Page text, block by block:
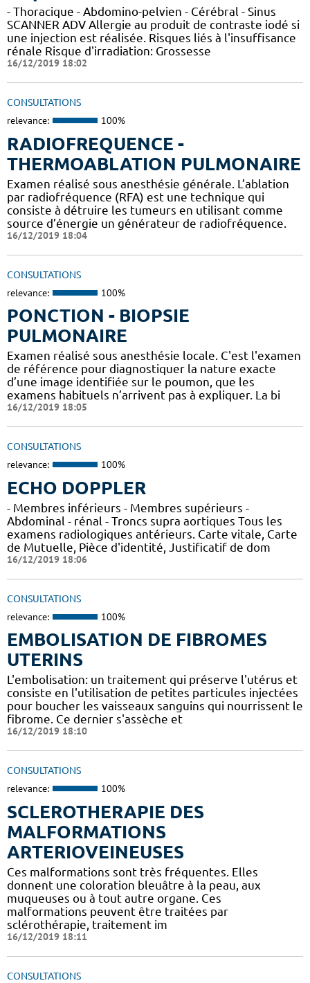
- Thoracique - Abdomino-pelvien - Cérébral - Sinus
SCANNER ADV Allergie au produit de contraste iodé si
une injection est réalisée. Risques liés à l'insuffisance
rénale Risque d'irradiation: Grossesse
16/12/2019 18:02
CONSULTATIONS
relevance: 100%
RADIOFREQUENCE -
THERMOABLATION PULMONAIRE
Examen réalisé sous anesthésie générale. L’ablation
par radiofréquence (RFA) est une technique qui
consiste à détruire les tumeurs en utilisant comme
source d’énergie un générateur de radiofréquence.
16/12/2019 18:04
CONSULTATIONS
relevance: 100%
PONCTION - BIOPSIE
PULMONAIRE
Examen réalisé sous anesthésie locale. C'est l'examen
de référence pour diagnostiquer la nature exacte
d’une image identifiée sur le poumon, que les
examens habituels n’arrivent pas à expliquer. La bi
16/12/2019 18:05
CONSULTATIONS
relevance: 100%
ECHO DOPPLER
- Membres inférieurs - Membres supérieurs -
Abdominal - rénal - Troncs supra aortiques Tous les
examens radiologiques antérieurs. Carte vitale, Carte
de Mutuelle, Pièce d'identité, Justificatif de dom
16/12/2019 18:06
CONSULTATIONS
relevance: 100%
EMBOLISATION DE FIBROMES
UTERINS
L'embolisation: un traitement qui préserve l'utérus et
consiste en l'utilisation de petites particules injectées
pour boucher les vaisseaux sanguins qui nourrissent le
fibrome. Ce dernier s'assèche et
16/12/2019 18:10
CONSULTATIONS
relevance: 100%
SCLEROTHERAPIE DES
MALFORMATIONS
ARTERIOVEINEUSES
Ces malformations sont très fréquentes. Elles
donnent une coloration bleuâtre à la peau, aux
muqueuses ou à tout autre organe. Ces
malformations peuvent être traitées par
sclérothérapie, traitement im
16/12/2019 18:11
CONSULTATIONS